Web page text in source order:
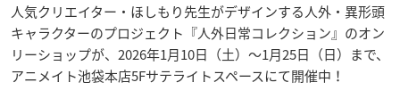
人気クリエイター・ほしもり先生がデザインする人外・異形頭
キャラクターのプロジェクト『人外日常コレクション』のオン
リーショップが、2026年1月10日（土）〜1月25日（日）まで、
アニメイト池袋本店5Fサテライトスペースにて開催中！